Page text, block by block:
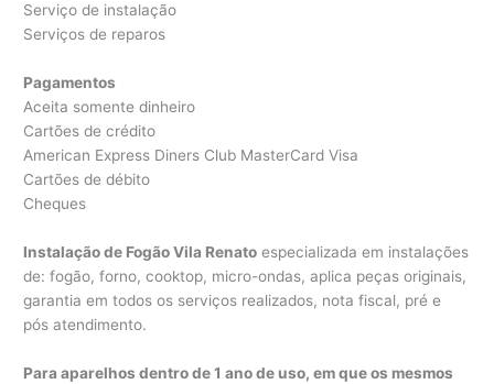
Serviço de instalação
Serviços de reparos
Pagamentos
Aceita somente dinheiro
Cartões de crédito
American Express Diners Club MasterCard Visa
Cartões de débito
Cheques
Instalação de Fogão Vila Renato especializada em instalações
de: fogão, forno, cooktop, micro-ondas, aplica peças originais,
garantia em todos os serviços realizados, nota fiscal, pré e
pós atendimento.
Para aparelhos dentro de 1 ano de uso, em que os mesmos